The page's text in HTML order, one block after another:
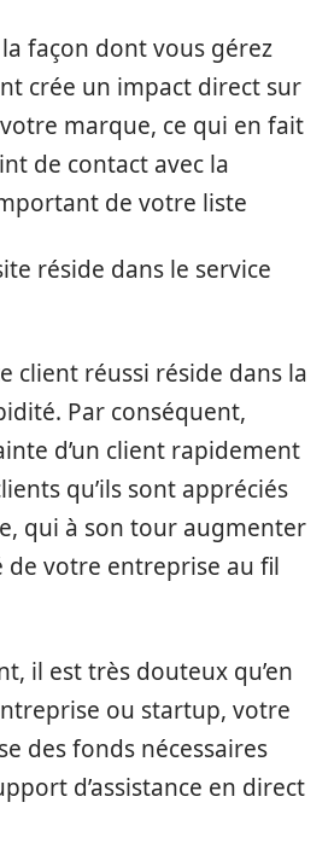
façon dont vous gérez
crée un impact direct sur
marque, ce qui en fait
de contact avec la
de votre liste
réside dans le service
client réussi réside dans la
Par conséquent,
d’un client rapidement
qu’ils sont appréciés
qui à son tour augmenter
de votre entreprise au fil
il est très douteux qu’en
ou startup, votre
des fonds nécessaires
d’assistance en direct